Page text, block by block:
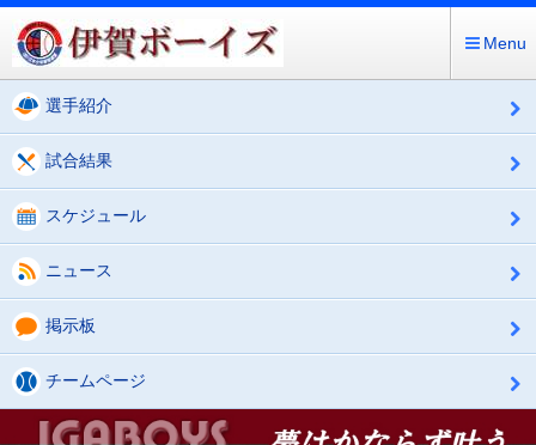
Menu
選手紹介
試合結果
スケジュール
ニュース
掲示板
チームページ